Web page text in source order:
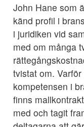
John Hane som
känd profil i
i juridiken vid
med om många
tvistat om.
kompetensen i
finns
med och tagit